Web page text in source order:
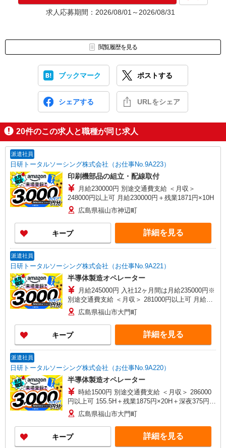
★入社前に配属先が決定する場合もございます。
いずれの場合も、入社された時点で給与が発生します。（当社規
株式会社テクノ・サービス 岡山営業所
〒710-0055 岡山県倉敷市阿知1-7-2 くらしきシティプラザ西ビ
求人応募期間：2026/08/01～2026/08/31
閲覧履歴を見る
ブックマーク ポストする
シェアする URLをシェア
20件のこの求人と職種が同じ求人
派遣社員
日研トータルソーシング株式会社（お仕事No.9A223）
印刷機部品の組立・配線取付
月給230000円 別途交通費支給 ＜月収＞
248000円以上可 月給230000円＋残業1871円×10H
広島県福山市神辺町
キープ 詳細を見る
派遣社員
日研トータルソーシング株式会社（お仕事No.9A221）
半導体製造オペレーター
月給245000円 入社12ヶ月間は月給235000円※
別途交通費支給 ＜月収＞ 281000円以上可 月給
245000円＋残業1970円×10H＋深夜394円×42H
広島県福山市大門町
キープ 詳細を見る
派遣社員
日研トータルソーシング株式会社（お仕事No.9A220）
半導体製造オペレーター
時給1500円 別途交通費支給 ＜月収＞ 286000
円以上可 155.5H＋残業1875円×20H＋深夜375円
×42H広島県福山市大門町
キープ 詳細を見る